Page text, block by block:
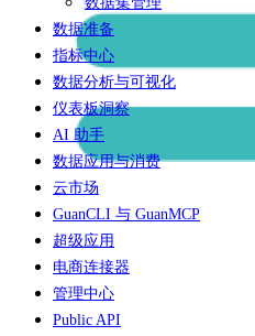
数据准备
指标中心
数据分析与可视化
仪表板洞察
AI 助手
数据应用与消费
云市场
GuanCLI 与 GuanMCP
超级应用
电商连接器
管理中心
Public API